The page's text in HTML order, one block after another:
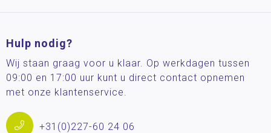
Hulp nodig?
Wij staan graag voor u klaar. Op werkdagen tussen
09:00 en 17:00 uur kunt u direct contact opnemen
met onze klantenservice.
+31(0)227-60 24 06